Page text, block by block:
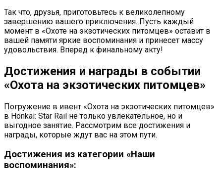
Так что, друзья, приготовьтесь к великолепному
завершению вашего приключения. Пусть каждый
момент в «Охоте на экзотических питомцев» оставит в
вашей памяти яркие воспоминания и принесет массу
удовольствия. Вперед к финальному акту!
Достижения и награды в событии
«Охота на экзотических питомцев»
Погружение в ивент «Охота на экзотических питомцев»
в Honkai: Star Rail не только увлекательное, но и
выгодное занятие. Рассмотрим все достижения и
награды, которые ждут вас на этом пути.
Достижения из категории «Наши
воспоминания»: